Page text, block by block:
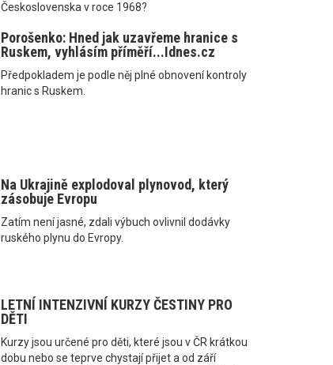
Československa v roce 1968?
Porošenko: Hned jak uzavřeme hranice s
Ruskem, vyhlásím příměří...Idnes.cz
Předpokladem je podle něj plné obnovení kontroly
hranic s Ruskem.
Na Ukrajině explodoval plynovod, který
zásobuje Evropu
Zatím není jasné, zdali výbuch ovlivnil dodávky
ruského plynu do Evropy.
LETNÍ INTENZIVNÍ KURZY ČESTINY PRO
DĚTI
Kurzy jsou určené pro děti, které jsou v ČR krátkou
dobu nebo se teprve chystají přijet a od září